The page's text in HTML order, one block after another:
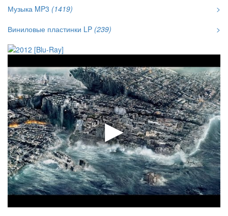
Музыка MP3 (1419)
>
Виниловые пластинки LP (239) >